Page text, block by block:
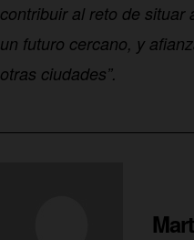
contribuir al reto de situar
un futuro cercano, y
otras ciudades”.